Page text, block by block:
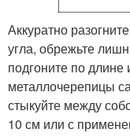
Аккуратно
угла, обрежьте
подгоните по длине
металлочерепицы
стыкуйте между
10 см или с